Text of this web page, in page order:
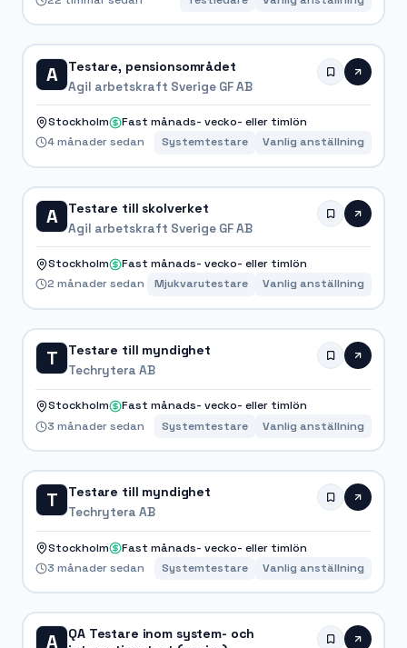
A Testare, pensionsområdet
Agil arbetskraft Sverige GF AB
Stockholm
Fast månads- vecko- eller timlön
4 månader sedan
Systemtestare Vanlig anställning
A Testare till skolverket
Agil arbetskraft Sverige GF AB
Stockholm
Fast månads- vecko- eller timlön
2 månader sedan
Mjukvarutestare Vanlig anställning
T Testare till myndighet
Techrytera AB
Stockholm
Fast månads- vecko- eller timlön
3 månader sedan
Systemtestare Vanlig anställning
T Testare till myndighet
Techrytera AB
Stockholm
Fast månads- vecko- eller timlön
3 månader sedan
Systemtestare Vanlig anställning
A
QA Testare inom system- och